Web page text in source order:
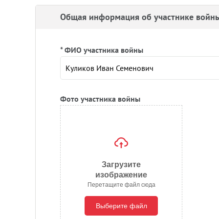
Общая информация об участнике
* ФИО участника войны
Фото участника войны
Загрузите
изображение
Перетащите файл сюда